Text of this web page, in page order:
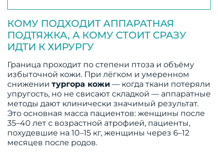
КОМУ ПОДХОДИТ АППАРАТНАЯ
ПОДТЯЖКА, А КОМУ СТОИТ СРАЗУ
ИДТИ К ХИРУРГУ
Граница проходит по степени птоза и объёму
избыточной кожи. При лёгком и умеренном
снижении тургора кожи — когда ткани потеряли
упругость, но не свисают складкой — аппаратные
методы дают клинически значимый результат.
Это основная масса пациентов: женщины после
35–40 лет с возрастной атрофией, пациенты,
похудевшие на 10–15 кг, женщины через 6–12
месяцев после родов.